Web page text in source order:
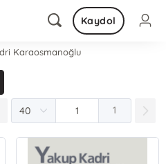
Kaydol
Karaosmanoğlu
1